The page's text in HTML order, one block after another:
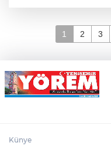
1 2 3
Künye